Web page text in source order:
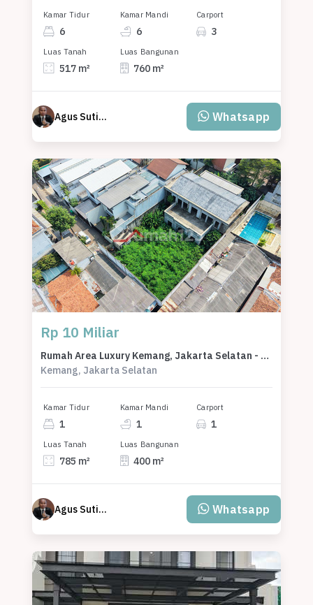
Kamar Tidur
6
Kamar Mandi
6
Carport
3
Luas Tanah
517 m²
Luas Bangunan
760 m²
Agus Sutisna Wijaya Whatsapp
Rp 10 Miliar
Rumah Area Luxury Kemang, Jakarta Selatan - Harga Menarik 10 Miliar
Kemang, Jakarta Selatan
Kamar Tidur
1
Kamar Mandi
1
Carport
1
Luas Tanah
785 m²
Luas Bangunan
400 m²
Agus Sutisna Wijaya Whatsapp